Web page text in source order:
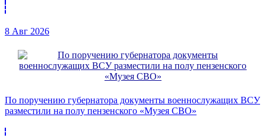
8 Авг 2026
По поручению губернатора документы военнослужащих ВСУ
разместили на полу пензенского «Музея СВО»